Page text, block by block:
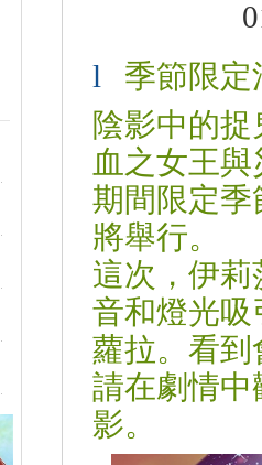
l
季節限定
陰影中的
血之女王
期間限定季
將舉行。
這次，伊
音和燈光
蘿拉。看
請在劇情
影。